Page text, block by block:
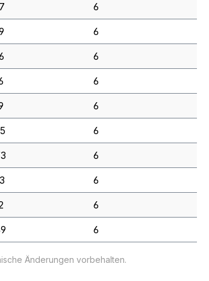
6
6
6
6
6
6
6
6
6
6
Änderungen vorbehalten.